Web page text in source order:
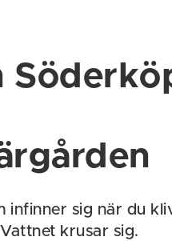
infinner sig när du
krusar sig.